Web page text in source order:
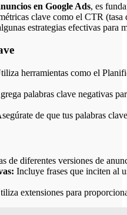
en Google Ads, es
clave como el CTR
estrategias efectivas para
herramientas como el
palabras clave negativas
de que tus palabras
de diferentes versiones de
Incluye frases que inciten al
extensiones para